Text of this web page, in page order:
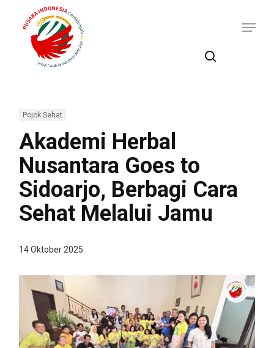
search
Menu
Pojok Sehat
Akademi Herbal
Nusantara Goes to
Sidoarjo, Berbagi Cara
Sehat Melalui Jamu
14 Oktober 2025